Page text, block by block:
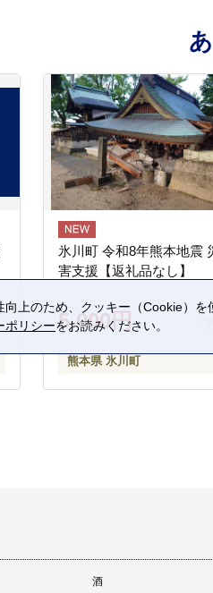
氷川町 令和8年熊本地震
害支援【返礼品なし】
5,000円
熊本県 氷川町
酒
上のため、クッキー（Cookie）
ポリシーをお読みください。